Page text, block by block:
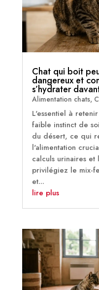
Chat qui boit
dangereux et
s’hydrater
Alimentation chats,
L'essentiel à
faible instinct de
du désert, ce qui
l'alimentation
calculs urinaires et
privilégiez le mix-
et...
lire plus